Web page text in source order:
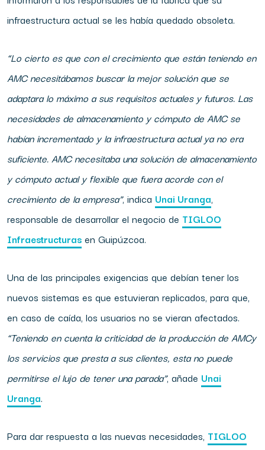
infraestructura actual se les había quedado obsoleta.
“Lo cierto es que con el crecimiento que están teniendo en
AMC necesitábamos buscar la mejor solución que se
adaptara lomáximo a sus requisitos actuales y futuros. Las
necesidadesde almacenamiento y cómputo de AMC se
habían incrementado y la infraestructura actual ya no era
suficiente. AMC necesitaba una solución de almacenamiento
ycómputo actual y flexible que fuera acorde con el
crecimiento de la empresa”, indica Unai Uranga,
responsable de desarrollar el negocio de TIGLOO
Infraestructurasen Guipúzcoa.
Una de las principales exigencias que debían tener los
nuevos sistemas es que estuvieran replicados, para que,
en caso de caída, los usuarios no se vieran afectados.
“Teniendo en cuenta la criticidad de la producción deAMCy
los servicios que presta a sus clientes, estano puede
permitirse el lujo de tener una parada”, añade Unai
Uranga.
Para dar respuesta a las nuevas necesidades, TIGLOO